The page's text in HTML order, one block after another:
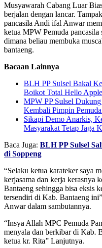
Musyawarah Cabang Luar
berjalan dengan lancar.
pancasila Andi ifal Anwar
ketua MPW Pemuda
dimana beliau membuka
bantaeng.
Bacaan Lainnya
BLH PP Sulsel Bakal
Boikot Total Hello
MPW PP Sulsel
Kembali Pimpin
Sikapi Demo Anarkis,
Masyarakat Tetap Jaga
Baca Juga: BLH PP Sulsel
di Soppeng
“Selaku ketua karateker saya
kerjasama dan kerja kerasnya
Bantaeng sehingga bisa eksis
tersendiri di Kab. Bantaeng
Anwar dalam sambutannya.
“Insya Allah MPC Pemuda
menyala dan berkibar di Kab.
ketua kr. Rita” Lanjutnya.